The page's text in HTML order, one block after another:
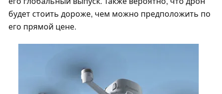
будет стоить дороже, чем можно предположить по
его прямой цене.